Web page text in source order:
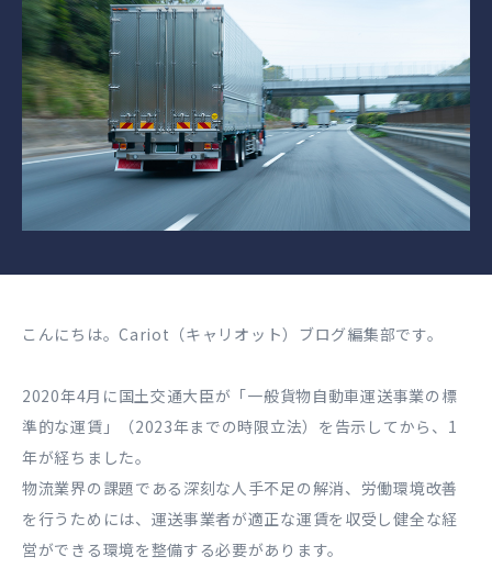
こんにちは。Cariot（キャリオット）ブログ編集部です。
2020年4月に国土交通大臣が「一般貨物自動車運送事業の標
準的な運賃」（2023年までの時限立法）を告示してから、1
年が経ちました。
物流業界の課題である深刻な人手不足の解消、労働環境改善
を行うためには、運送事業者が適正な運賃を収受し健全な経
営ができる環境を整備する必要があります。